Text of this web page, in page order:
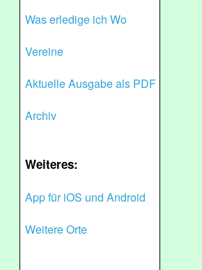
Was erledige ich Wo
Vereine
Aktuelle Ausgabe als PDF
Archiv
Weiteres:
App für iOS und Android
Weitere Orte